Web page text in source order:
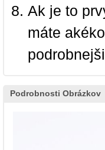
Ak je to
máte
Podrobnosti Obrázkov